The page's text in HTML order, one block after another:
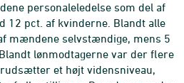
personaleledelse som del af
12 pct. af kvinderne. Blandt alle
mændene selvstændige, mens 5
lønmodtagerne var der flere
et højt vidensniveau,